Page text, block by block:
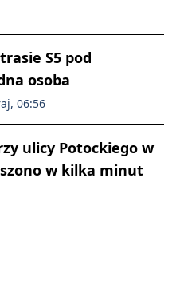
S5 pod
osoba
06:56
ulicy Potockiego w
w kilka minut